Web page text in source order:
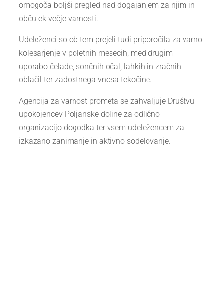
omogoča boljši pregled nad dogajanjem za njim in
občutek večje varnosti.
Udeleženci so ob tem prejeli tudi priporočila za varno
kolesarjenje v poletnih mesecih, med drugim
uporabo čelade, sončnih očal, lahkih in zračnih
oblačil ter zadostnega vnosa tekočine.
Agencija za varnost prometa se zahvaljuje Društvu
upokojencev Poljanske doline za odlično
organizacijo dogodka ter vsem udeležencem za
izkazano zanimanje in aktivno sodelovanje.